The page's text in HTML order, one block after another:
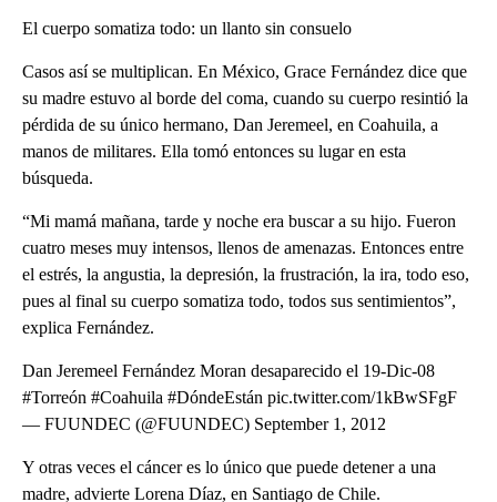
El cuerpo somatiza todo: un llanto sin consuelo
Casos así se multiplican. En México, Grace Fernández dice que
su madre estuvo al borde del coma, cuando su cuerpo resintió la
pérdida de su único hermano, Dan Jeremeel, en Coahuila, a
manos de militares. Ella tomó entonces su lugar en esta
búsqueda.
“Mi mamá mañana, tarde y noche era buscar a su hijo. Fueron
cuatro meses muy intensos, llenos de amenazas. Entonces entre
el estrés, la angustia, la depresión, la frustración, la ira, todo eso,
pues al final su cuerpo somatiza todo, todos sus sentimientos”,
explica Fernández.
Dan Jeremeel Fernández Moran desaparecido el 19-Dic-08
#Torreón #Coahuila #DóndeEstán pic.twitter.com/1kBwSFgF
— FUUNDEC (@FUUNDEC) September 1, 2012
Y otras veces el cáncer es lo único que puede detener a una
madre, advierte Lorena Díaz, en Santiago de Chile.